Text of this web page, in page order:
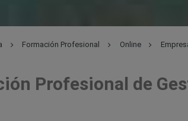
Formación Profesional Online
Profesional de